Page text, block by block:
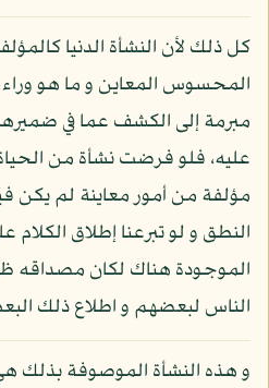
كل ذلك لأن النشأة الدنيا
المحسوس المعاين و ما هو
مبرمة إلى الكشف عما في
عليه، فلو فرضت نشأة من
مؤلفة من أمور معاينة لم يكن
النطق و لو تبرعنا إطلاق
الموجودة هناك لكان مصداقه
الناس لبعضهم و اطلاع ذلك
و هذه النشأة الموصوفة بذلك